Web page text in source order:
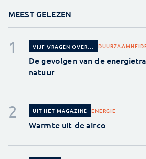
MEEST GELEZEN
VIJF VRAGEN OVER... DUURZAAMHEID
De gevolgen van de
natuur
UIT HET MAGAZINE ENERGIE
Warmte uit de airco